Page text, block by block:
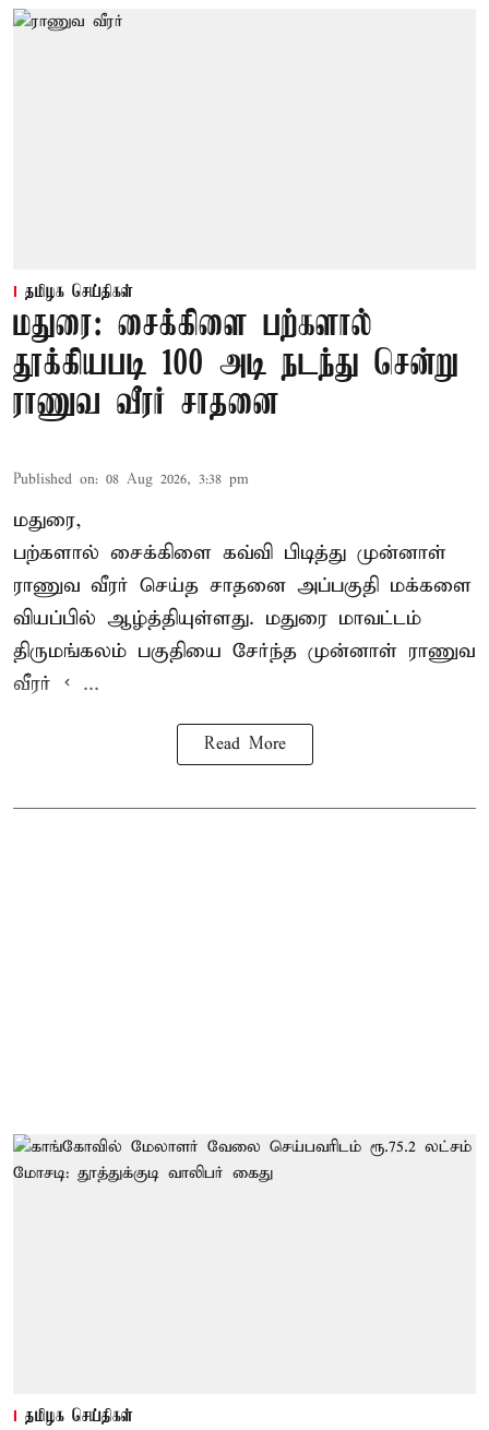
தமிழக செய்திகள்
மதுரை: சைக்கிளை பற்களால்
தூக்கியபடி 100 அடி நடந்து சென்று
ராணுவ வீரர் சாதனை
Published on: 08 Aug 2026, 3:38 pm
மதுரை,
பற்களால் சைக்கிளை கவ்வி பிடித்து முன்னாள்
ராணுவ வீரர் செய்த சாதனை அப்பகுதி மக்களை
வியப்பில் ஆழ்த்தியுள்ளது. மதுரை மாவட்டம்
திருமங்கலம் பகுதியை சேர்ந்த முன்னாள் ராணுவ
வீரர் < ...
Read More
தமிழக செய்திகள்